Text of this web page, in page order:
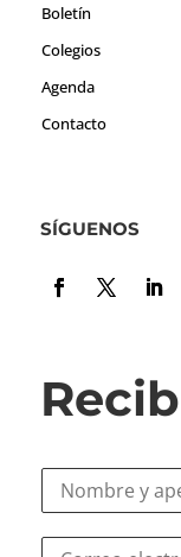
Boletín
Colegios
Agenda
Contacto
SÍGUENOS
N
*
C